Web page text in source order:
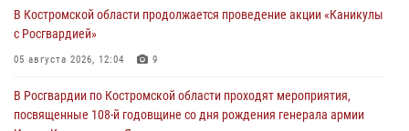
В Костромской области продолжается проведение акции «Каникулы
с Росгвардией»
05 августа 2026, 12:04 9
В Росгвардии по Костромской области проходят мероприятия,
посвященные 108-й годовщине со дня рождения генерала армии